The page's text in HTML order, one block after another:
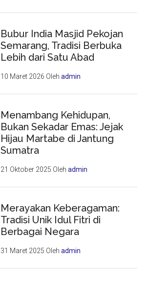
Bubur India Masjid Pekojan
Semarang, Tradisi Berbuka
Lebih dari Satu Abad
10 Maret 2026 Olehadmin
Menambang Kehidupan,
Bukan Sekadar Emas: Jejak
Hijau Martabe di Jantung
Sumatra
21 Oktober 2025 Olehadmin
Merayakan Keberagaman:
Tradisi Unik Idul Fitri di
Berbagai Negara
31 Maret 2025 Olehadmin